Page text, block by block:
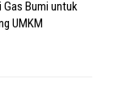
Gas Bumi untuk
UMKM